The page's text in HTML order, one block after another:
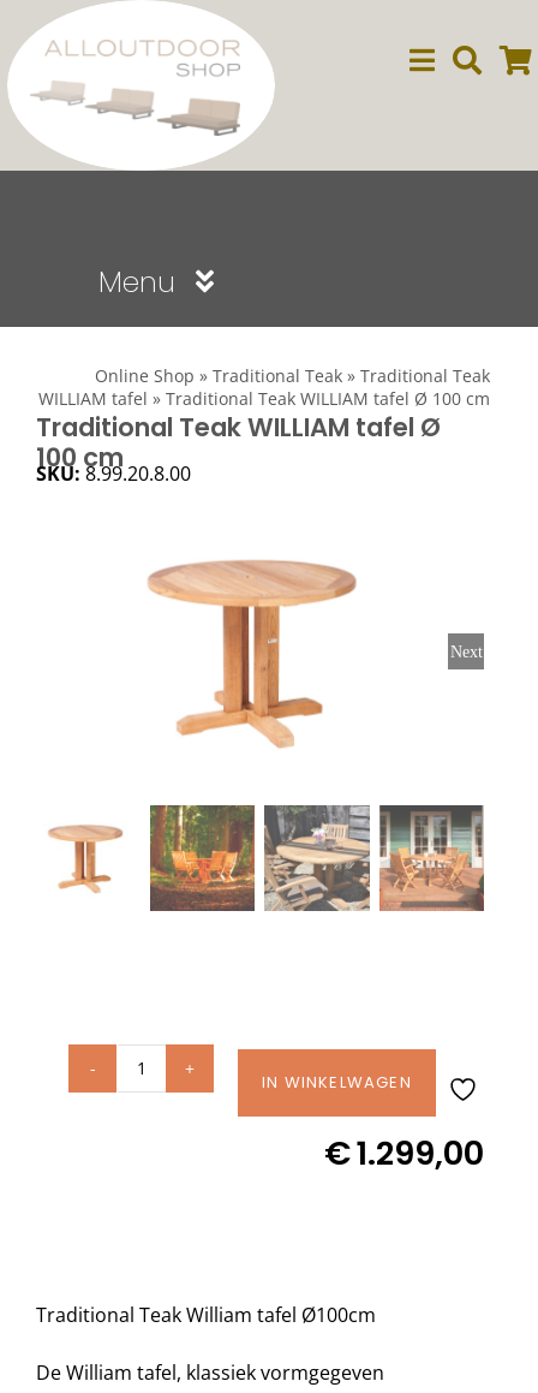
naar
inhoud
Menu
Dining
Deck Chairs + voetbanken
Beschermhoezen
Online Shop » Traditional Teak » Traditional Teak
WILLIAM tafel » Traditional Teak WILLIAM tafel Ø 100 cm
Traditional Teak WILLIAM tafel Ø
100 cm
SKU: 8.99.20.8.00
Next
Traditional
aantal
IN WINKELWAGEN
€1.299,00
Traditional Teak William tafel Ø100cm
De William tafel, klassiek vormgegeven